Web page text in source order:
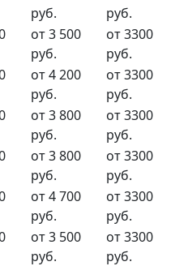
руб.
руб.
от 3 500
руб.
от 3300
руб.
от 4 200
руб.
от 3300
руб.
от 3 800
руб.
от 3300
руб.
от 3 800
руб.
от 3300
руб.
от 4 700
руб.
от 3300
руб.
от 3 500
руб.
от 3300
руб.